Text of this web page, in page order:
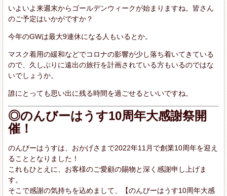
いよいよ来週末からゴールデンウィークが始まりますね。皆さん
のご予定はいかがですか？
今年のGWは最大9連休になる人もいるとか。
マスク着用の緩和などでコロナの影響が少し落ち着いてきている
ので、久しぶりに遠出の旅行を計画されている方もいるのではな
いでしょうか。
誰にとっても思い出に残る時間を過ごせるといいですね。
◎のんびーはうす10周年大感謝祭開
催！
のんびーはうすは、おかげさまで2022年11月で創業10周年を迎え
ることとなりました！
これもひとえに、お客様のご愛顧の賜物と深く感謝申し上げま
す。
そこで感謝の気持ちを込めまして、【のんびーはうす10周年大感